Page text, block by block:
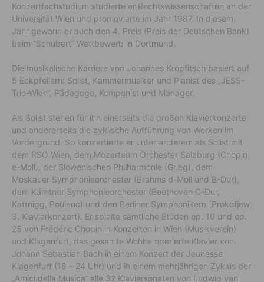
Konzertfachstudium studierte er Rechtswissenschaften an der
Universität Wien und promovierte im Jahr 1987. In diesem
Jahr gewann er auch den 4. Preis (Preis der Deutschen Bank)
beim “Schubert” Wettbewerb in Dortmund.
Die musikalische Karriere von Johannes Kropfitsch basiert auf
5 Eckpfeilern: Solist, Kammermusiker und Pianist des „JESS-
Trio-Wien“, Pädagoge, Komponist und Manager.
Als Solist stehen für ihn einerseits die großen Klavierkonzerte
und andererseits die zyklische Aufführung von Werken im
Vordergrund. So konzertierte er unter anderem als Solist mit
dem RSO Wien, dem Mozarteum Orchester Salzburg (Chopin
e-Moll), der Slowenischen Philharmonie (Grieg), dem
Moskauer Symphonieorchester (Brahms d-Moll und B-Dur),
dem Kärntner Symphonieorchester (Beethoven C-Dur,
Kattnigg, Poulenc) und den Berliner Symphonikern (Prokofjew,
3. Klavierkonzert). Er spielte sämtliche Etüden op. 10 und op.
25 von Frédéric Chopin in Konzerten in Wien (Musikverein)
und Klagenfurt, das gesamte Wohltemperierte Klavier von
Johann Sebastian Bach in einem Konzert der Jeunesse
Klagenfurt (18 – 24 Uhr) und in einem mehrjährigen Zyklus der
„Amici della Musica“ alle 32 Klaviersonaten von Ludwig van